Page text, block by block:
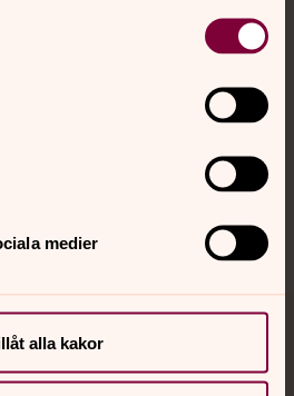
medier
alla kakor